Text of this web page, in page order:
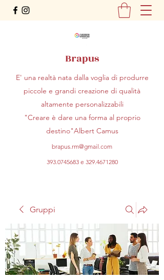
Brapus
E' una realtà nata dalla voglia di produrre
piccole e grandi creazione di qualità
altamente personalizzabili
"Creare è dare una forma al proprio
destino"Albert Camus
brapus.rm@gmail.com
393.0745683e 329.4671280
Gruppi